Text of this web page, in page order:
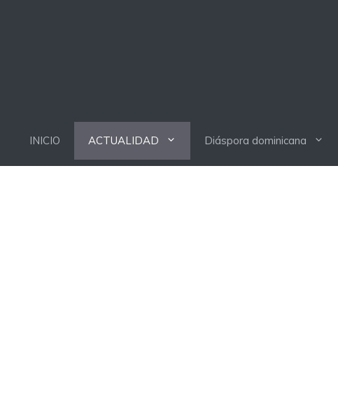
INICIO ACTUALIDAD Diáspora dominicana